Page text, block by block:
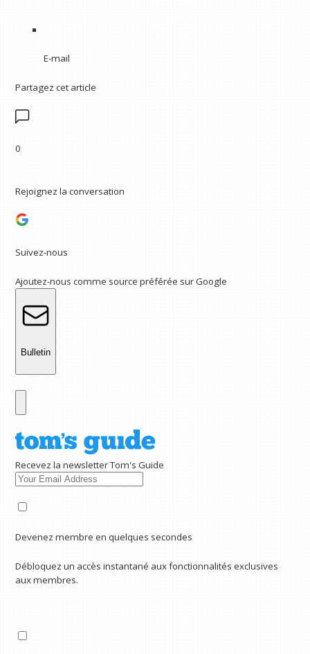
E-mail
Partagez cet article
0
Rejoignez la conversation
Suivez-nous
Ajoutez-nous comme source préférée sur Google
Bulletin
Recevez la newsletter Tom's Guide
Devenez membre en quelques secondes
Débloquez un accès instantané aux fonctionnalités exclusives
aux membres.